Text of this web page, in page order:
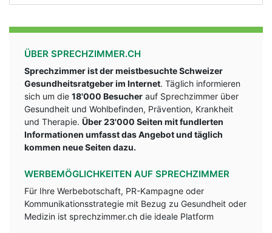
ÜBER SPRECHZIMMER.CH
Sprechzimmer ist der meistbesuchte Schweizer
Gesundheitsratgeber im Internet. Täglich informieren
sich um die 18'000 Besucher auf Sprechzimmer über
Gesundheit und Wohlbefinden, Prävention, Krankheit
und Therapie. Über 23'000 Seiten mit fundlerten
Informationen umfasst das Angebot und täglich
kommen neue Seiten dazu.
WERBEMÖGLICHKEITEN AUF SPRECHZIMMER
Für Ihre Werbebotschaft, PR-Kampagne oder
Kommunikationsstrategie mit Bezug zu Gesundheit oder
Medizin ist sprechzimmer.ch die ideale Platform